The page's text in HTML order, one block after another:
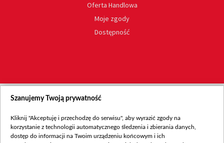
Oferta Handlowa
Moje zgody
Dostępność
Szanujemy Twoją prywatność
Kliknij "Akceptuję i przechodzę do serwisu", aby wyrazić zgody na
korzystanie z technologii automatycznego śledzenia i zbierania danych,
dostęp do informacji na Twoim urządzeniu końcowym i ich